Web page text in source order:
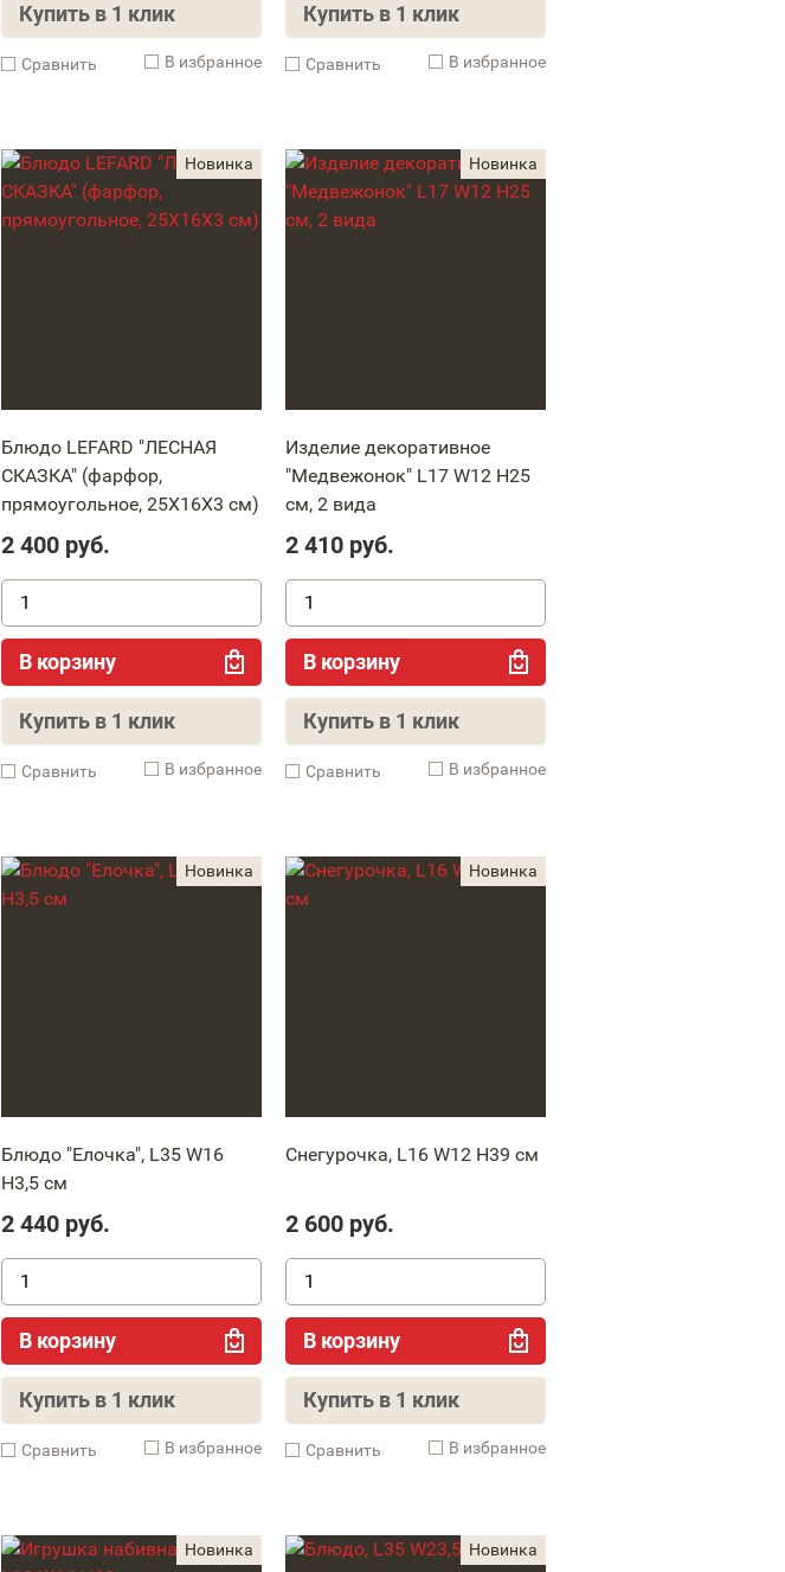
Купить в 1 клик
Cравнить В избранное
Купить в 1 клик
Cравнить В избранное
Блюдо LEFARD "ЛЕСНАЯ
СКАЗКА" (фарфор,
прямоугольное, 25Х16Х3 см)
2 400руб.
В корзину
Купить в 1 клик
Cравнить В избранное
Изделие декоративное
"Медвежонок" L17 W12 H25
см, 2 вида
2 410руб.
В корзину
Купить в 1 клик
Cравнить В избранное
Блюдо "Елочка", L35 W16
H3,5 см
2 440руб.
В корзину
Купить в 1 клик
Cравнить В избранное
Снегурочка, L16 W12 H39 см
2 600руб.
В корзину
Купить в 1 клик
Cравнить В избранное